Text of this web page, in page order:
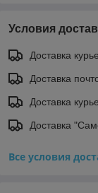
Условия
Доставка
Доставка
Доставка
Доставка
Все условия